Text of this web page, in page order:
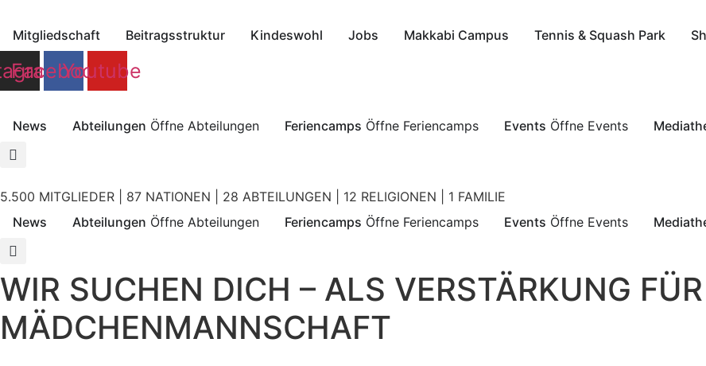
Inhalt
springen
Mitgliedschaft Beitragsstruktur Kindeswohl Jobs Makkabi Campus Tennis & Squash Park
Facebook
Youtube
News Abteilungen Öffne Abteilungen Feriencamps Öffne Feriencamps Events Öffne Events
5.500 MITGLIEDER | 87 NATIONEN | 28 ABTEILUNGEN | 12 RELIGIONEN | 1 FAMILIE
News
Abteilungen Öffne Abteilungen Feriencamps Öffne Feriencamps Events Öffne Events
WIR SUCHEN DICH – ALS VERSTÄRKUNG
MÄDCHENMANNSCHAFT